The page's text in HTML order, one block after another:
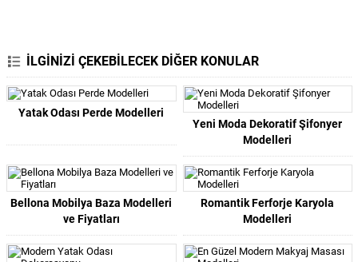
İLGİNİZİ ÇEKEBİLECEK DİĞER KONULAR
Yatak Odası Perde Modelleri
Yeni Moda Dekoratif Şifonyer
Modelleri
Bellona Mobilya Baza Modelleri
ve Fiyatları
Romantik Ferforje Karyola
Modelleri